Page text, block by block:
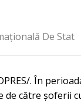
De Stat
. În
de către șoferii